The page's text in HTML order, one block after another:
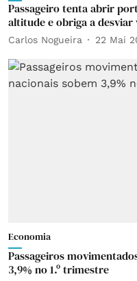
Passageiro tenta abrir
altitude e obriga a
Carlos Nogueira 22 Mai
Economia
Passageiros
3,9% no 1.º trimestre